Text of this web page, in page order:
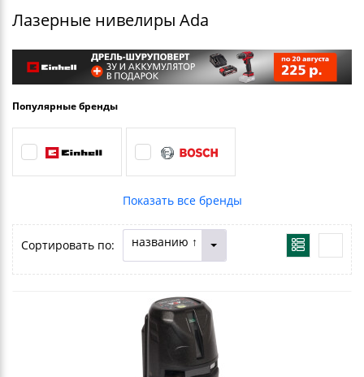
Лазерные нивелиры Ada
Популярные бренды
Сортировать по: названию ↑